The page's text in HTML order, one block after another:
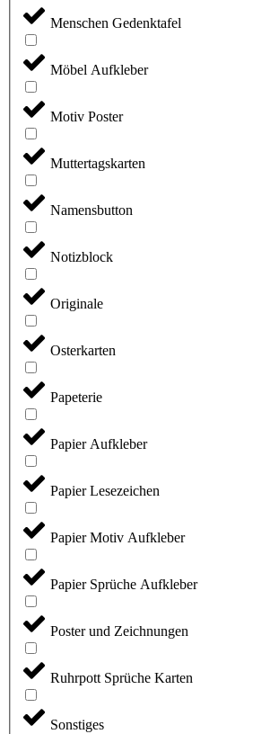
Menschen Gedenktafel
Möbel Aufkleber
Motiv Poster
Muttertagskarten
Namensbutton
Notizblock
Originale
Osterkarten
Papeterie
Papier Aufkleber
Papier Lesezeichen
Papier Motiv Aufkleber
Papier Sprüche Aufkleber
Poster und Zeichnungen
Ruhrpott Sprüche Karten
Sonstiges